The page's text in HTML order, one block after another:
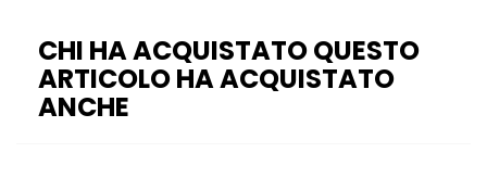
CHI HA ACQUISTATO QUESTO
ARTICOLO HA ACQUISTATO
ANCHE